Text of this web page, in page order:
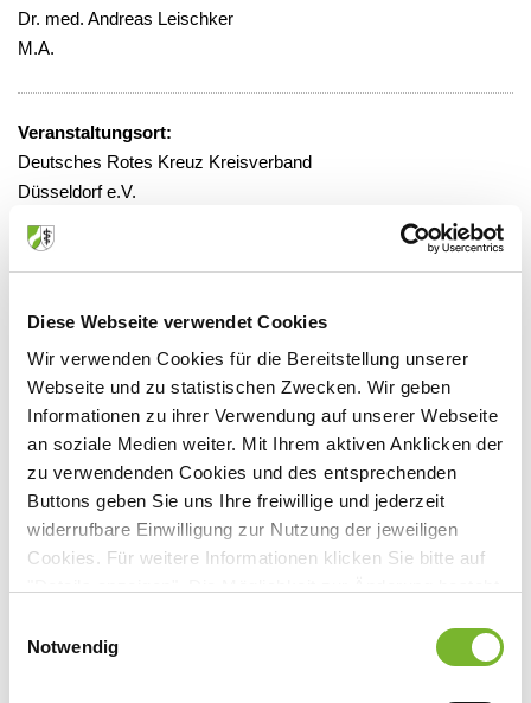
Diese Webseite verwendet Cookies
Wir verwenden Cookies für die Bereitstellung unserer
Webseite und zu statistischen Zwecken. Wir geben
Informationen zu ihrer Verwendung auf unserer Webseite
an soziale Medien weiter. Mit Ihrem aktiven Anklicken der
zu verwendenden Cookies und des entsprechenden
Buttons geben Sie uns Ihre freiwillige und jederzeit
widerrufbare Einwilligung zur Nutzung der jeweiligen
Cookies. Für weitere Informationen klicken Sie bitte auf
Datenschutzerklärung
Notwendig
Dr. med. Andreas Leischker
M.A.
Veranstaltungsort:
Deutsches Rotes Kreuz Kreisverband
Düsseldorf e.V.
Erkrather Str. 208, 40233 Düsseldorf
Anbieter:
DRK Kreisverband Düsseldorf e.V. Bildungszentrum
Ansprechpartner:
Kölner Landstr. 169
40591 Düsseldorf
Tel:
0211 2299 0
Fax:0211 2299 1133
Mail:ralf.nickut@DRK-duesseldorf.de